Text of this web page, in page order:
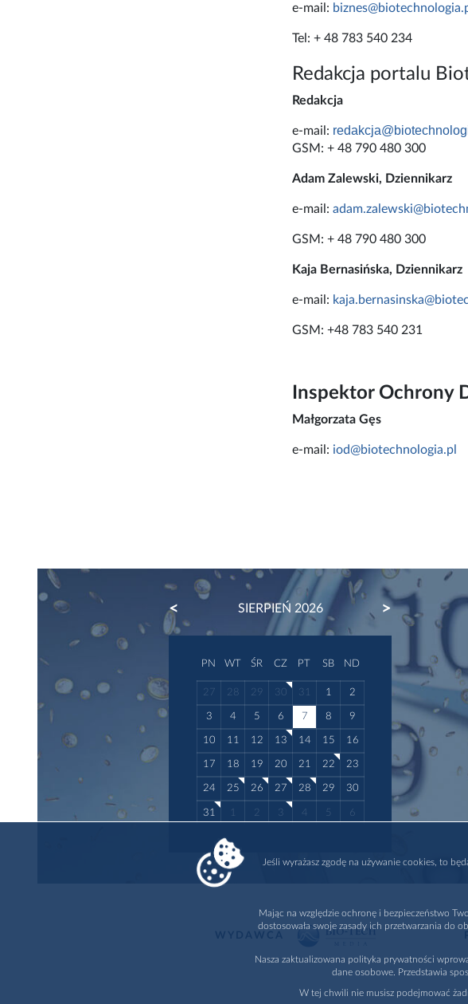
e-mail:
Tel: + 48 783 540 234
Redakcja portalu
Redakcja
e-mail:
GSM: + 48 790 480 300
Adam Zalewski, Dziennikarz
e-mail:
GSM: + 48 790 480 300
Kaja Bernasińska, Dziennikarz
e-mail: kaja.bernasinska
GSM: +48 783 540 231
Inspektor Ochrony
Małgorzata Gęs
e-mail: iod@biotechnologia.pl
SIERPIEŃ 2026
PREVIOUS NEXT
PN WT ŚR CZ PT SB ND
27 28 29 30 31 1 2
3 4 5 6 7 8 9
10 11 12 13 14 15 16
17 18 19 20 21 22 23
24 25 26 27 28 29 30
31 1 2 3 4 5 6
Jeśli wyrażasz zgodę na używanie cookies, to
Mając na względzie ochronę i bezpieczeństwo
dostosowała swoje zasady ich przetwarzania do
Nasza zaktualizowana polityka prywatności
dane osobowe. Przedstawia
W tej chwili nie musisz podejmować